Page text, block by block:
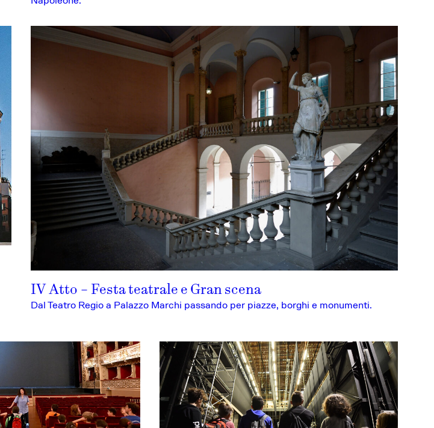
IV Atto – Festa teatrale e Gran scena
Dal Teatro Regio a Palazzo Marchi passando per piazze, borghi e monumenti.